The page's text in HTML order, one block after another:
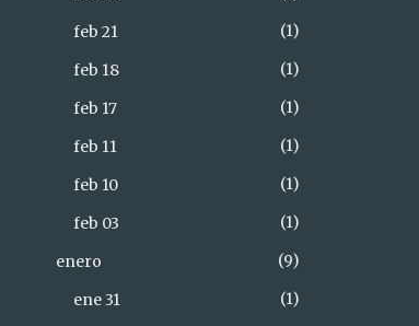
feb 21
1
feb 18
1
feb 17
1
feb 11
1
feb 10
1
feb 03
1
enero
9
ene 31
1